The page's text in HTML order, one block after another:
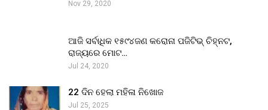
Nov 29, 2020
ଆଜି ସର୍ବାଧିକ ୧୫୯୪ଜଣ କରୋନା ପଜିଟିଭ୍ ଚିହ୍ନଟ,
ରାଜ୍ୟରେ ମୋଟ…
Jul 24, 2020
22 ଦିନ ହେଲା ମହିଳା ନିଖୋଜ
Jul 25, 2025